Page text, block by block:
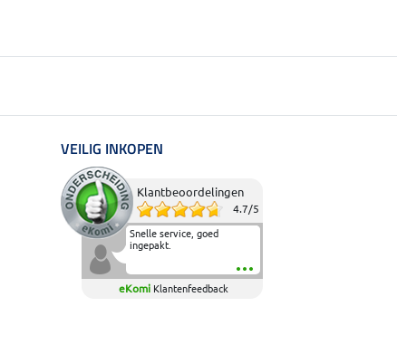
VEILIG INKOPEN
Klantbeoordelingen
4.7/5
Snelle service, goed
ingepakt.
eKomi Klantenfeedback